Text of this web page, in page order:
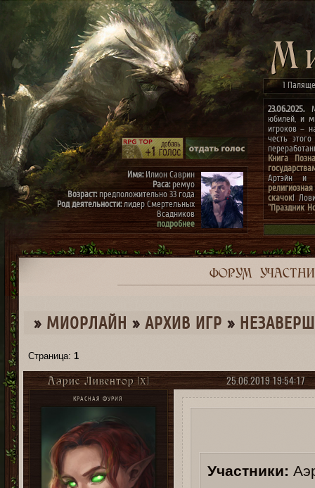
1
23.06.2025.
юбилей, и
игроков –
честь
Книга
Артэйн и
скачок!
"Праздник
конкурсах
архиве"(до
к
Имя:Илион Саврин
Раса:ремуо
Возраст:предположительно 33 года
Род деятельности:лидер Смертельных
Всадников
подробнее
Имя:Тэрис
Раса:ремуо
Возраст:предположительно 30 лет
подробнее
ФОРУМ
» МИОРЛАЙН » ­АРХИВ ИГР »
Страница:1
25.06.2019 19:54:17
Аэрис Ливентор [X]
КРАСНАЯ ФУРИЯ
Участники: